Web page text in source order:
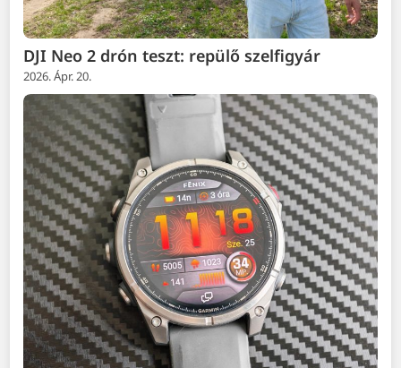
DJI Neo 2 drón teszt: repülő szelfigyár
2026. Ápr. 20.